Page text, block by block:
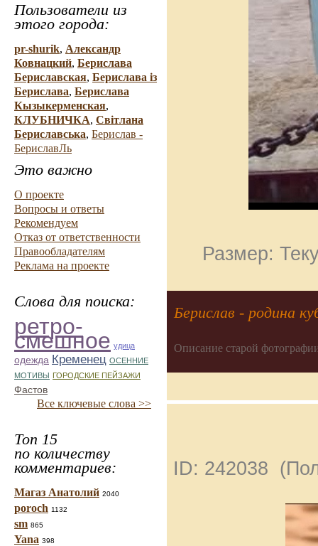
Пользователи из
этого города:
pr-shurik, Александр
Ковнацкий, Берислава
Бериславская, Берислава із
Берислава, Берислава
Кызыкерменская,
КЛУБНИЧКА, Свiтлана
Бериславська, Берислав -
БериславЛь
Это важно
О проекте
Вопросы и ответы
Рекомендуем
Отказ от ответственности
Правообладателям
Реклама на проекте
Слова для поиска:
ретро-
смешное удица
одежда Кременец ОСЕННИЕ
МОТИВЫ ГОРОДСКИЕ ПЕЙЗАЖИ
Фастов
Все ключевые слова >>
Топ 15
по количеству
комментариев:
Магаз Анатолий 2040
poroch 1132
sm 865
Yana 398
Размер:
Берислав - родина
Описание старой
ID: 242038